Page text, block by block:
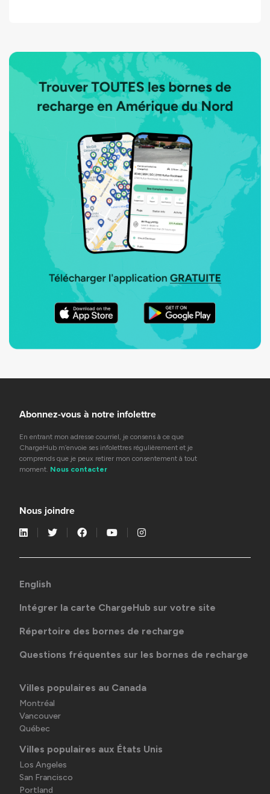
Abonnez-vous à notre infolettre
En entrant mon adresse courriel, je consens à ce que
ChargeHub m’envoie ses infolettres régulièrement et je
comprends que je peux retirer mon consentement à tout
moment. Nous contacter
Nous joindre
English
Intégrer la carte ChargeHub sur votre site
Répertoire des bornes de recharge
Questions fréquentes sur les bornes de recharge
Villes populaires au Canada
Montréal
Vancouver
Québec
Villes populaires aux États Unis
Los Angeles
San Francisco
Portland